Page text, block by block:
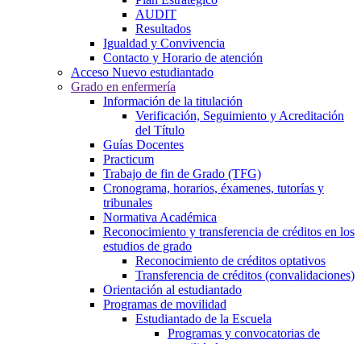
AUDIT
Resultados
Igualdad y Convivencia
Contacto y Horario de atención
Acceso Nuevo estudiantado
Grado en enfermería
Información de la titulación
Verificación, Seguimiento y Acreditación
del Título
Guías Docentes
Practicum
Trabajo de fin de Grado (TFG)
Cronograma, horarios, éxamenes, tutorías y
tribunales
Normativa Académica
Reconocimiento y transferencia de créditos en los
estudios de grado
Reconocimiento de créditos optativos
Transferencia de créditos (convalidaciones)
Orientación al estudiantado
Programas de movilidad
Estudiantado de la Escuela
Programas y convocatorias de